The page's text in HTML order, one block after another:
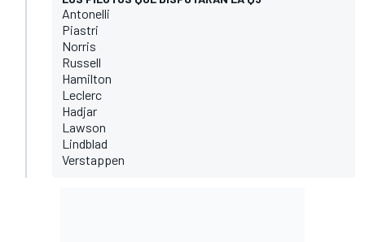
Antonelli
Piastri
Norris
Russell
Hamilton
Leclerc
Hadjar
Lawson
Lindblad
Verstappen